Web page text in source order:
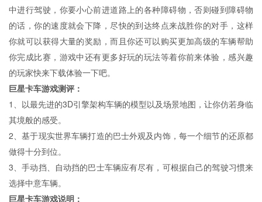
中进行驾驶，你要小心前进道路上的各种障碍物，否则碰到障碍物
的话，你的速度就会下降，尽快的到达终点来战胜你的对手，这样
你就可以获得大量的奖励，而且你还可以购买更加高级的车辆帮助
你完成比赛，游戏中还有更多好玩的玩法等着你前来体验，感兴趣
的玩家快来下载体验一下吧。
巨星卡车游戏测评：
1、以最先进的3D引擎架构车辆的模型以及场景地图，让你仿若身临
其境般的感受。
2、基于现实世界车辆打造的巴士外观及内饰，每一个细节的还原都
做得十分到位。
3、手动挡、自动挡的巴士车辆应有尽有，可根据自己的驾驶习惯来
选择中意车辆。
巨星卡车游戏说明：